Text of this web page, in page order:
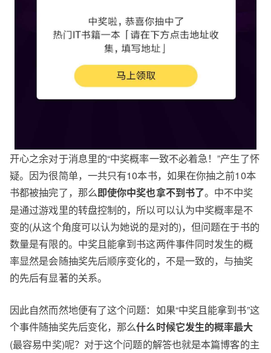
开心之余对于消息里的“中奖概率一致不必着急！”产生了怀
疑。因为很简单，一共只有10本书，如果在你抽之前10本
书都被抽完了，那么即使你中奖也拿不到书了。中不中奖
是通过游戏里的转盘控制的，所以可以认为中奖概率是不
变的(从这个角度可以认为她说的是对的)，但问题在于书的
数量是有限的。中奖且能拿到书这两件事件同时发生的概
率显然是会随抽奖先后顺序变化的，不是一致的，与抽奖
的先后有显著的关系。
因此自然而然地便有了这个问题：如果“中奖且能拿到书”这
个事件随抽奖先后变化，那么什么时候它发生的概率最大
(最容易中奖)呢？对于这个问题的解答也就是本篇博客的主